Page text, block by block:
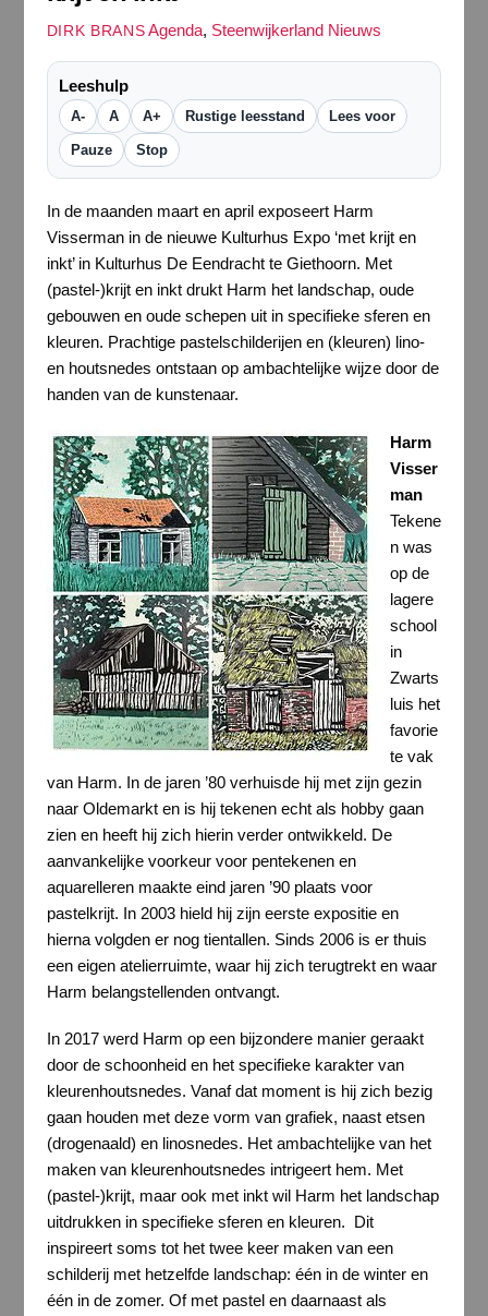
DIRK BRANS Agenda, Steenwijkerland Nieuws
Leeshulp
A- A A+ Rustige leesstand Lees voor
Pauze Stop
In de maanden maart en april exposeert Harm
Visserman in de nieuwe Kulturhus Expo ‘met krijt en
inkt’ in Kulturhus De Eendracht te Giethoorn. Met
(pastel-)krijt en inkt drukt Harm het landschap, oude
gebouwen en oude schepen uit in specifieke sferen en
kleuren. Prachtige pastelschilderijen en (kleuren) lino-
en houtsnedes ontstaan op ambachtelijke wijze door de
handen van de kunstenaar.
Harm
Visser
man
Tekene
n was
op de
lagere
school
in
Zwarts
luis het
favorie
te vak
van Harm. In de jaren ’80 verhuisde hij met zijn gezin
naar Oldemarkt en is hij tekenen echt als hobby gaan
zien en heeft hij zich hierin verder ontwikkeld. De
aanvankelijke voorkeur voor pentekenen en
aquarelleren maakte eind jaren ’90 plaats voor
pastelkrijt. In 2003 hield hij zijn eerste expositie en
hierna volgden er nog tientallen. Sinds 2006 is er thuis
een eigen atelierruimte, waar hij zich terugtrekt en waar
Harm belangstellenden ontvangt.
In 2017 werd Harm op een bijzondere manier geraakt
door de schoonheid en het specifieke karakter van
kleurenhoutsnedes. Vanaf dat moment is hij zich bezig
gaan houden met deze vorm van grafiek, naast etsen
(drogenaald) en linosnedes. Het ambachtelijke van het
maken van kleurenhoutsnedes intrigeert hem. Met
(pastel-)krijt, maar ook met inkt wil Harm het landschap
uitdrukken in specifieke sferen en kleuren. Dit
inspireert soms tot het twee keer maken van een
schilderij met hetzelfde landschap: één in de winter en
één in de zomer. Of met pastel en daarnaast als